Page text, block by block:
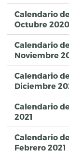
Calendario
Octubre 2020
Calendario
Noviembre
Calendario
Diciembre
Calendario
2021
Calendario
Febrero 2021